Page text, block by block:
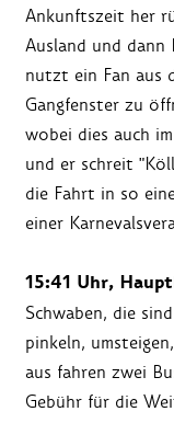
Ankunftszeit her
Ausland und
nutzt ein Fan aus
Gangfenster zu
wobei dies auch
und er schreit
die Fahrt in so
einer
15:41 Uhr,
Schwaben, die
pinkeln,
aus fahren zwei
Gebühr für die